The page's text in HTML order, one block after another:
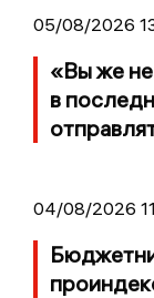
05/08/2026
«Вы же
в
04/08/2026